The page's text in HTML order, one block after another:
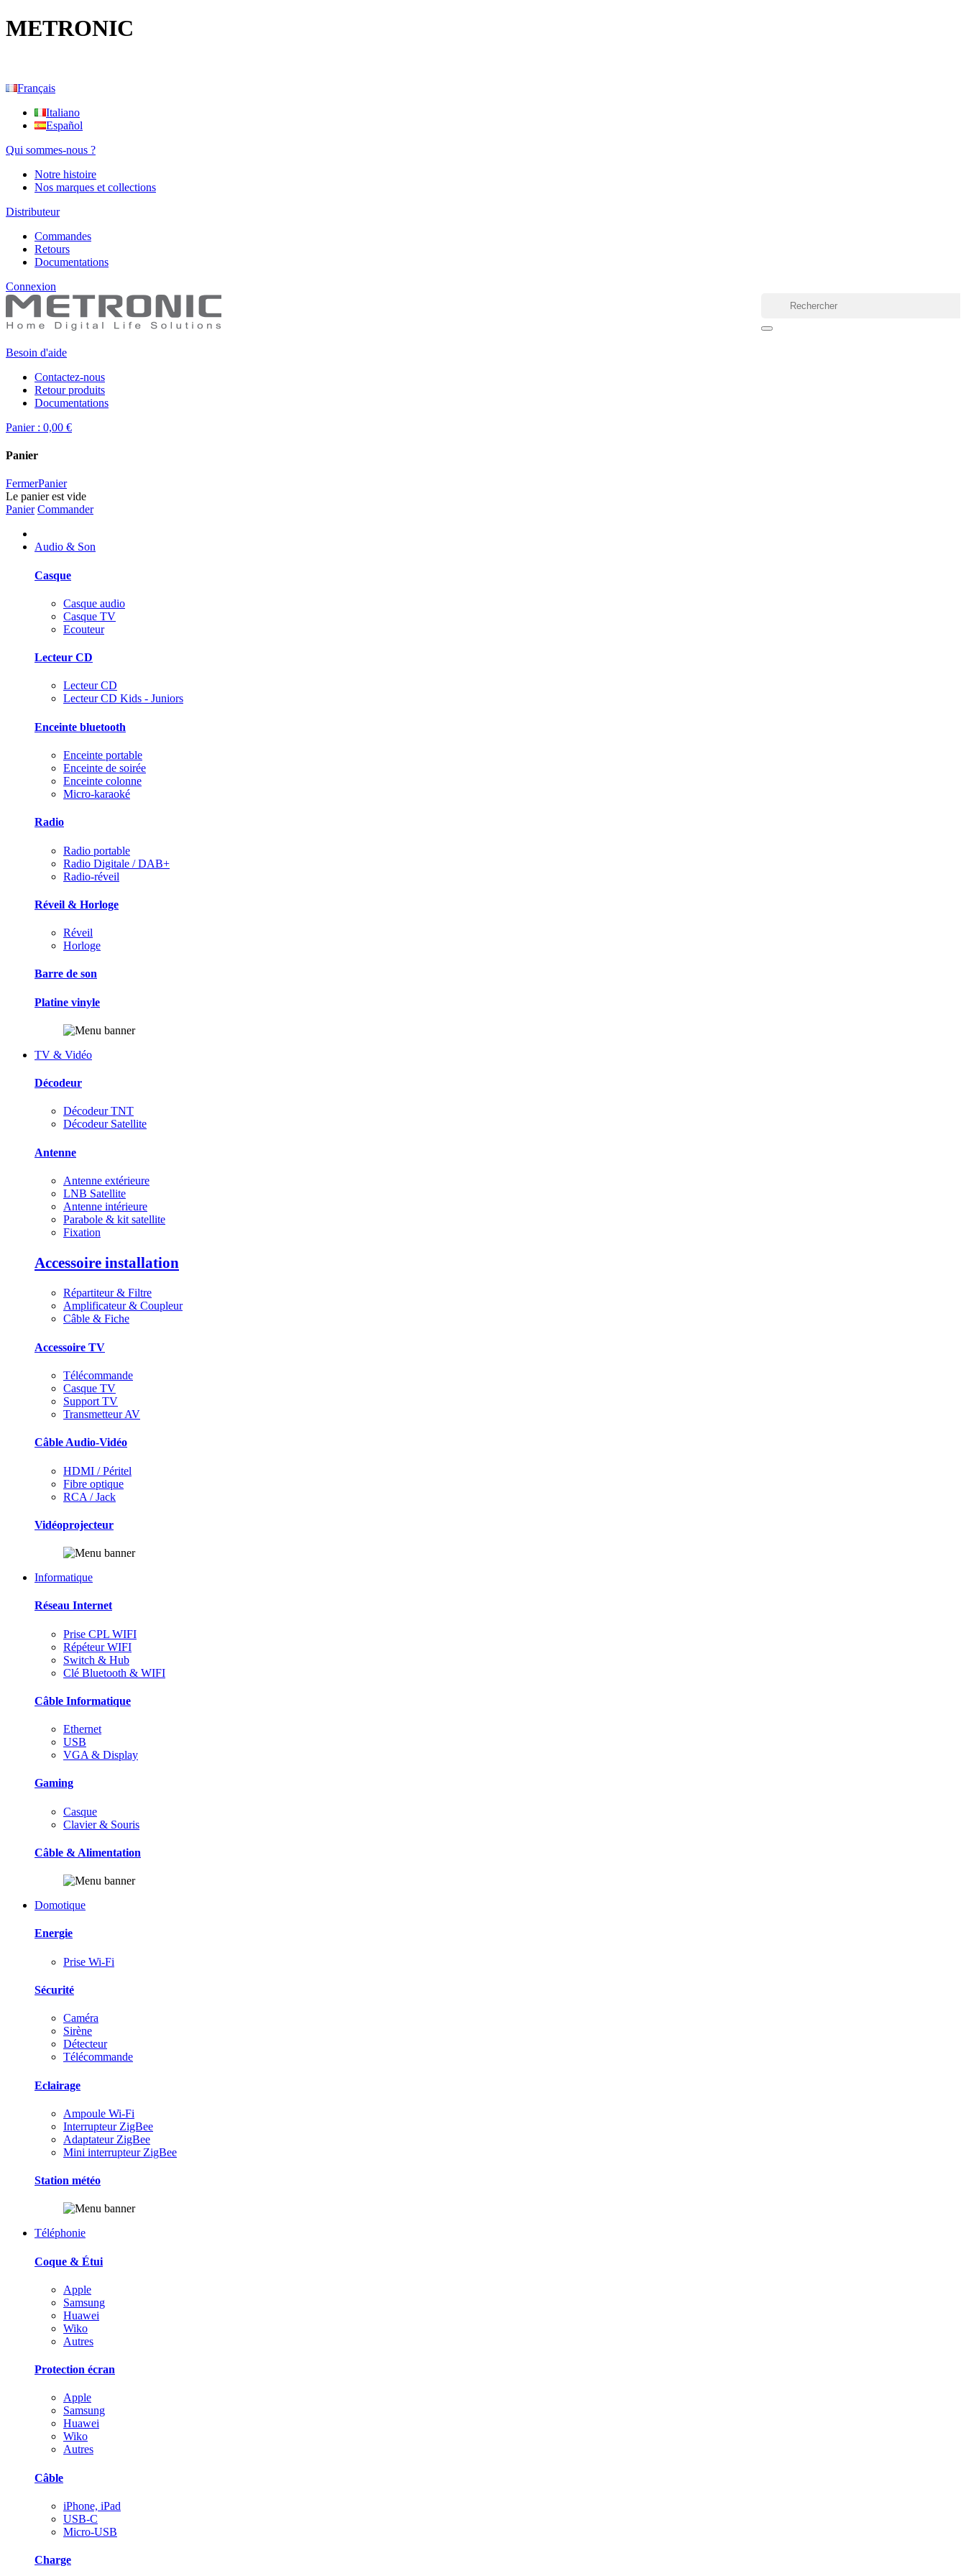
METRONIC
Français
Italiano
Español
Qui sommes-nous ?
Notre histoire
Nos marques et collections
Distributeur
Commandes
Retours
Documentations
Connexion
Besoin d'aide
Contactez-nous
Retour produits
Documentations
Panier : 0,00 €
Panier
FermerPanier
Le panier est vide
Panier Commander
Audio & Son
Casque
Casque audio
Casque TV
Ecouteur
Lecteur CD
Lecteur CD
Lecteur CD Kids - Juniors
Enceinte bluetooth
Enceinte portable
Enceinte de soirée
Enceinte colonne
Micro-karaoké
Radio
Radio portable
Radio Digitale / DAB+
Radio-réveil
Réveil & Horloge
Réveil
Horloge
Barre de son
Platine vinyle
TV & Vidéo
Décodeur
Décodeur TNT
Décodeur Satellite
Antenne
Antenne extérieure
LNB Satellite
Antenne intérieure
Parabole & kit satellite
Fixation
Accessoire installation
Répartiteur & Filtre
Amplificateur & Coupleur
Câble & Fiche
Accessoire TV
Télécommande
Casque TV
Support TV
Transmetteur AV
Câble Audio-Vidéo
HDMI / Péritel
Fibre optique
RCA / Jack
Vidéoprojecteur
Informatique
Réseau Internet
Prise CPL WIFI
Répéteur WIFI
Switch & Hub
Clé Bluetooth & WIFI
Câble Informatique
Ethernet
USB
VGA & Display
Gaming
Casque
Clavier & Souris
Câble & Alimentation
Domotique
Energie
Prise Wi-Fi
Sécurité
Caméra
Sirène
Détecteur
Télécommande
Eclairage
Ampoule Wi-Fi
Interrupteur ZigBee
Adaptateur ZigBee
Mini interrupteur ZigBee
Station météo
Téléphonie
Coque & Étui
Apple
Samsung
Huawei
Wiko
Autres
Protection écran
Apple
Samsung
Huawei
Wiko
Autres
Câble
iPhone, iPad
USB-C
Micro-USB
Charge